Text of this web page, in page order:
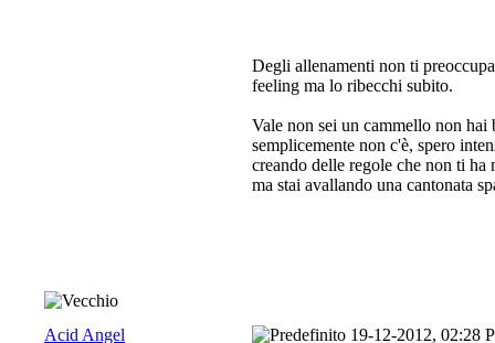
Degli allenamenti non ti
feeling ma lo ribecchi subito.
Vale non sei un cammello non
semplicemente non c'è, spero
creando delle regole che non ti ha
ma stai avallando una cantonata
Acid Angel 19-12-2012, 02:28